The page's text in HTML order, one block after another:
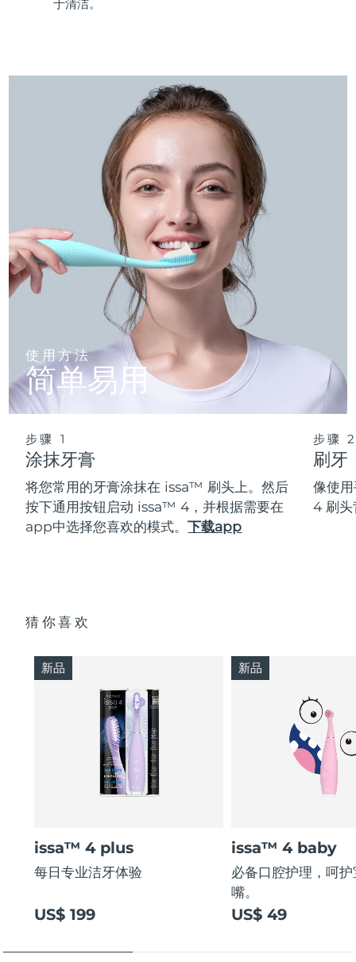
于清洁。
使用方法
简单易用
步骤 1
涂抹牙膏
将您常用的牙膏涂抹在 issa™ 刷头上。然后
按下通用按钮启动 issa™ 4，并根据需要在
app中选择您喜欢的模式。下载app
步骤
刷牙
像使
4 刷头
猜你喜欢
issa™ 4 plus
每日专业洁牙体验
US$ 199
新品
issa™ 4 baby
必备口腔护理，呵
嘴。
US$ 49
新品